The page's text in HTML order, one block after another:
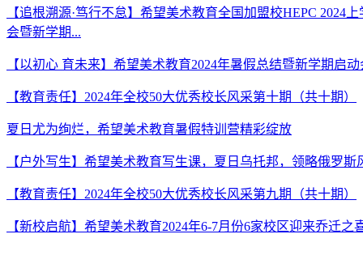
【追根溯源·笃行不怠】希望美术教育全国加盟校HEPC 2024
会暨新学期...
【以初心 育未来】希望美术教育2024年暑假总结暨新学期启
【教育责任】2024年全校50大优秀校长风采第十期（共十期）
夏日尤为绚烂，希望美术教育暑假特训营精彩绽放
【户外写生】希望美术教育写生课，夏日乌托邦，领略俄罗斯
【教育责任】2024年全校50大优秀校长风采第九期（共十期）
【新校启航】希望美术教育2024年6-7月份6家校区迎来乔迁之